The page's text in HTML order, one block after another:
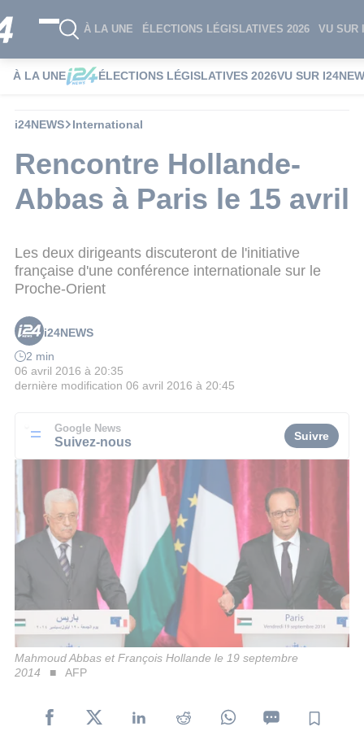
À LA UNE ÉLECTIONS LÉGISLATIVES 2026 VU SUR
À LA UNE ÉLECTIONS LÉGISLATIVES 2026VU SUR
i24NEWS International
Rencontre Hollande-
Abbas à Paris le 15 avril
Les deux dirigeants discuteront de l'initiative
française d'une conférence internationale sur le
Proche-Orient
i24NEWS
2 min
06 avril 2016 à 20:35
dernière modification 06 avril 2016 à 20:45
Google News
Suivez-nous Suivre
Mahmoud Abbas et François Hollande le 19 septembre
2014
AFP